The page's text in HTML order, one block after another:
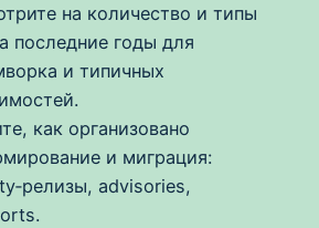
на количество и типы
последние годы для
и типичных
как организовано
и миграция:
advisories,